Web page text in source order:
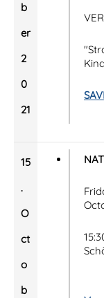
b
er
2
0
21
15
.
O
ct
o
b